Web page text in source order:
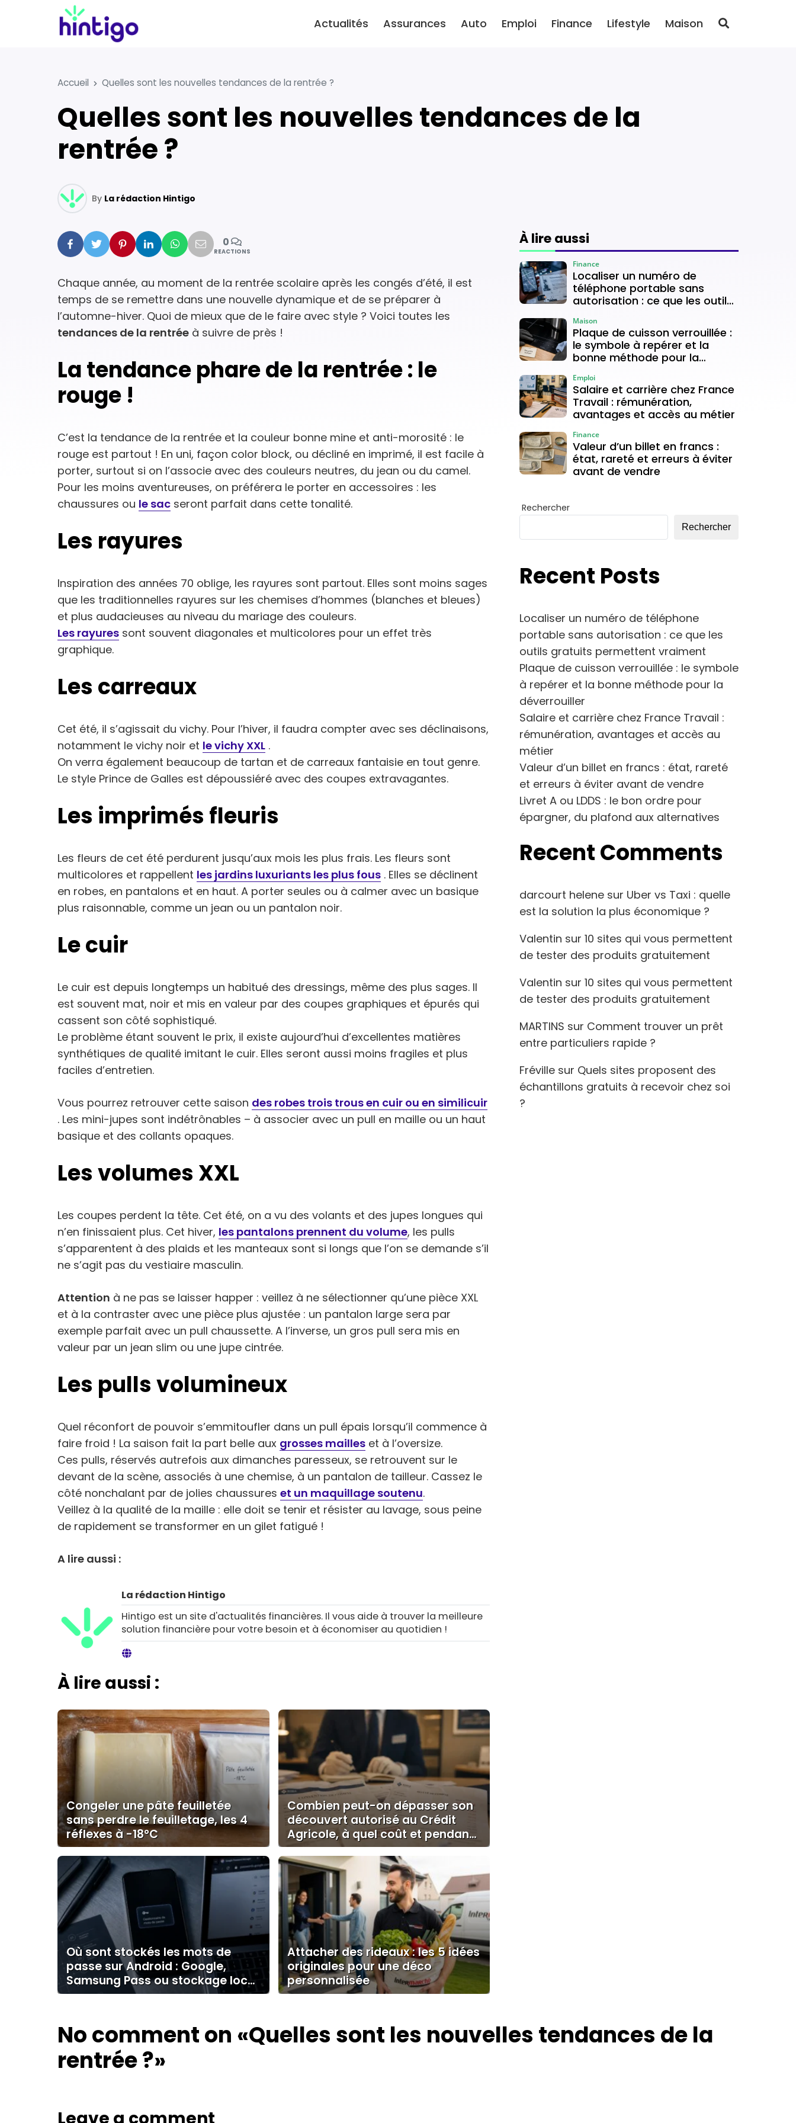
Actualités Assurances Auto Emploi Finance Lifestyle Maison
Accueil Quelles sont les nouvelles tendances de la rentrée ?
Quelles sont les nouvelles tendances de la
rentrée ?
By La rédaction Hintigo
Facebook
Twitter PinterestLinkedinWhatsapp
Mail0
REACTIONS
Chaque année, au moment de la rentrée scolaire après les congés d’été, il est
temps de se remettre dans une nouvelle dynamique et de se préparer à
l’automne-hiver. Quoi de mieux que de le faire avec style ? Voici toutes les
tendances de la rentrée à suivre de près !
La tendance phare de la rentrée : le
rouge !
C’est la tendance de la rentrée et la couleur bonne mine et anti-morosité : le
rouge est partout ! En uni, façon color block, ou décliné en imprimé, il est facile à
porter, surtout si on l’associe avec des couleurs neutres, du jean ou du camel.
Pour les moins aventureuses, on préférera le porter en accessoires : les
chaussures ou le sac seront parfait dans cette tonalité.
Les rayures
Inspiration des années 70 oblige, les rayures sont partout. Elles sont moins sages
que les traditionnelles rayures sur les chemises d’hommes (blanches et bleues)
et plus audacieuses au niveau du mariage des couleurs.
Les rayures sont souvent diagonales et multicolores pour un effet très
graphique.
Les carreaux
Cet été, il s’agissait du vichy. Pour l’hiver, il faudra compter avec ses déclinaisons,
notamment le vichy noir et le vichy XXL .
On verra également beaucoup de tartan et de carreaux fantaisie en tout genre.
Le style Prince de Galles est dépoussiéré avec des coupes extravagantes.
Les imprimés fleuris
Les fleurs de cet été perdurent jusqu’aux mois les plus frais. Les fleurs sont
multicolores et rappellent les jardins luxuriants les plus fous . Elles se déclinent
en robes, en pantalons et en haut. A porter seules ou à calmer avec un basique
plus raisonnable, comme un jean ou un pantalon noir.
Le cuir
Le cuir est depuis longtemps un habitué des dressings, même des plus sages. Il
est souvent mat, noir et mis en valeur par des coupes graphiques et épurés qui
cassent son côté sophistiqué.
Le problème étant souvent le prix, il existe aujourd’hui d’excellentes matières
synthétiques de qualité imitant le cuir. Elles seront aussi moins fragiles et plus
faciles d’entretien.
Vous pourrez retrouver cette saison des robes trois trous en cuir ou en similicuir
. Les mini-jupes sont indétrônables – à associer avec un pull en maille ou un haut
basique et des collants opaques.
Les volumes XXL
Les coupes perdent la tête. Cet été, on a vu des volants et des jupes longues qui
n’en finissaient plus. Cet hiver, les pantalons prennent du volume, les pulls
s’apparentent à des plaids et les manteaux sont si longs que l’on se demande s’il
ne s’agit pas du vestiaire masculin.
Attention à ne pas se laisser happer : veillez à ne sélectionner qu’une pièce XXL
et à la contraster avec une pièce plus ajustée : un pantalon large sera par
exemple parfait avec un pull chaussette. A l’inverse, un gros pull sera mis en
valeur par un jean slim ou une jupe cintrée.
Les pulls volumineux
Quel réconfort de pouvoir s’emmitoufler dans un pull épais lorsqu’il commence à
faire froid ! La saison fait la part belle aux grosses mailles et à l’oversize.
Ces pulls, réservés autrefois aux dimanches paresseux, se retrouvent sur le
devant de la scène, associés à une chemise, à un pantalon de tailleur. Cassez le
côté nonchalant par de jolies chaussures et un maquillage soutenu.
Veillez à la qualité de la maille : elle doit se tenir et résister au lavage, sous peine
de rapidement se transformer en un gilet fatigué !
A lire aussi :
La rédaction Hintigo
Hintigo est un site d'actualités financières. Il vous aide à trouver la meilleure
solution financière pour votre besoin et à économiser au quotidien !
À lire aussi :
Congeler une pâte feuilletée
sans perdre le feuilletage, les 4
réflexes à -18°C
Combien peut-on dépasser son
découvert autorisé au Crédit
Agricole, à quel coût et pendant
combien de temps ?
Où sont stockés les mots de
passe sur Android : Google,
Samsung Pass ou stockage local
?
Attacher des rideaux : les 5 idées
originales pour une déco
personnalisée
À lire aussi
Localiser un numéro de
téléphone portable sans
autorisation : ce que les outils
Finance
Plaque de cuisson verrouillée :
le symbole à repérer et la
bonne méthode pour la
Maison
Salaire et carrière chez France
Travail : rémunération,
avantages et accès au métier
Emploi
Valeur d’un billet en francs :
état, rareté et erreurs à éviter
avant de vendre
Finance
Rechercher
Rechercher
Recent Posts
Localiser un numéro de téléphone
portable sans autorisation : ce que les
outils gratuits permettent vraiment
Plaque de cuisson verrouillée : le symbole
à repérer et la bonne méthode pour la
déverrouiller
Salaire et carrière chez France Travail :
rémunération, avantages et accès au
métier
Valeur d’un billet en francs : état, rareté
et erreurs à éviter avant de vendre
Livret A ou LDDS : le bon ordre pour
épargner, du plafond aux alternatives
Recent Comments
darcourt helene sur Uber vs Taxi : quelle
est la solution la plus économique ?
Valentin sur 10 sites qui vous permettent
de tester des produits gratuitement
Valentin sur 10 sites qui vous permettent
de tester des produits gratuitement
MARTINS sur Comment trouver un prêt
entre particuliers rapide ?
Fréville sur Quels sites proposent des
échantillons gratuits à recevoir chez soi
?
No comment on «Quelles sont les nouvelles tendances de la
rentrée ?»